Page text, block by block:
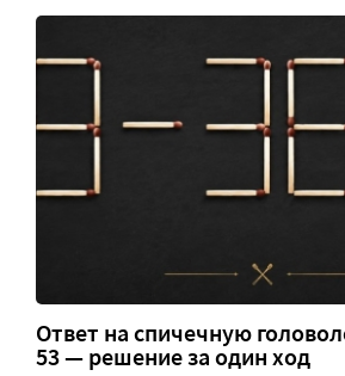
Ответ на спичечную
53 — решение за один ход